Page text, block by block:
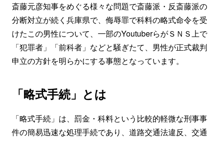
斎藤元彦知事をめぐる様々な問題で斎藤派・反斎藤派の
分断対立が続く兵庫県で、侮辱罪で科料の略式命令を受
けたこの男性について、一部のYoutuberらがＳＮＳ上で
「犯罪者」「前科者」などと騒ぎたて、男性が正式裁判
申立の方針を明らかにする事態となっています。
「略式手続」とは
「略式手続」は、罰金・科料という比較的軽微な刑事事
件の簡易迅速な処理手続であり、道路交通法違反、交通